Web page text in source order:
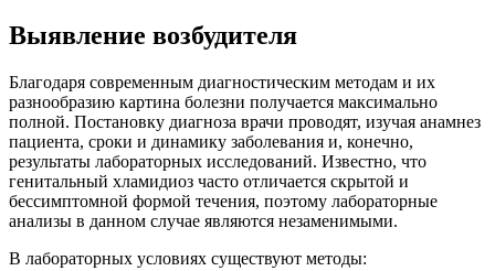
Выявление возбудителя
Благодаря современным диагностическим методам и их
разнообразию картина болезни получается максимально
полной. Постановку диагноза врачи проводят, изучая анамнез
пациента, сроки и динамику заболевания и, конечно,
результаты лабораторных исследований. Известно, что
генитальный хламидиоз часто отличается скрытой и
бессимптомной формой течения, поэтому лабораторные
анализы в данном случае являются незаменимыми.
В лабораторных условиях существуют методы: